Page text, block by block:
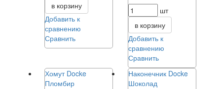
в корзину
Добавить к
сравнению
Сравнить
шт
в корзину
Добавить к
сравнению
Сравнить
Хомут Docke
Пломбир
Наконечник Docke
Шоколад